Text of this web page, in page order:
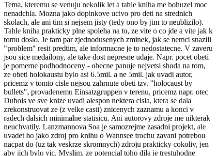
Tema, kteremu se venuju nekolik let a tahle kniha me bohuzel moc
nenadchla. Mozna jako doplnkove ucivo pro deti na strednich
skolach, ale ani tim si nejsem jisty (tedy ono by jim to neublizilo).
Tahle kniha prakticky plne spoleha na to, ze vite o co jde a vite jak k
tomu doslo. Je tam par zjednodusenych zminek, jak se nemci snazili
"problem" resit predtim, ale informacne je to nedostatecne. V zaveru
jsou sice medailony, ale take dost nepresne udaje. Napr. pocet obeti
je pomerne podhodnoceny - obecne panuje nejvetsi shoda na tom,
ze obeti holokaustu bylo asi 6.5mil. a ne 5mil. jak uvadi autor,
pricemz v tomto cisle nejsou zahrnute obeti tzv. "holocaust by
bullets", provadenemu Einsatzgruppen v terenu, pricemz napr. otec
Dubois ve sve knize uvadi alespon nektera cisla, ktera se dala
zrekonstruovat ze (z velke casti) znicenych zaznamu a konci v
radech dalsich minimalne statisicu. Ani autorovy zdroje me nikterak
neuchvatily. Lanzmannova Soa je samozrejme zasadni projekt, ale
uvadet ho jako zdroj pro knihu o Wannsee trochu zavani potrebou
nacpat do (uz tak veskrze skromnych) zdroju prakticky cokoliv, jen
aby jich bylo vic. Myslim, ze potencial toho dila je trestuhodne